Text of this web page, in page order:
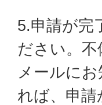
5.申請が完
ださい。
メールに
れば、申